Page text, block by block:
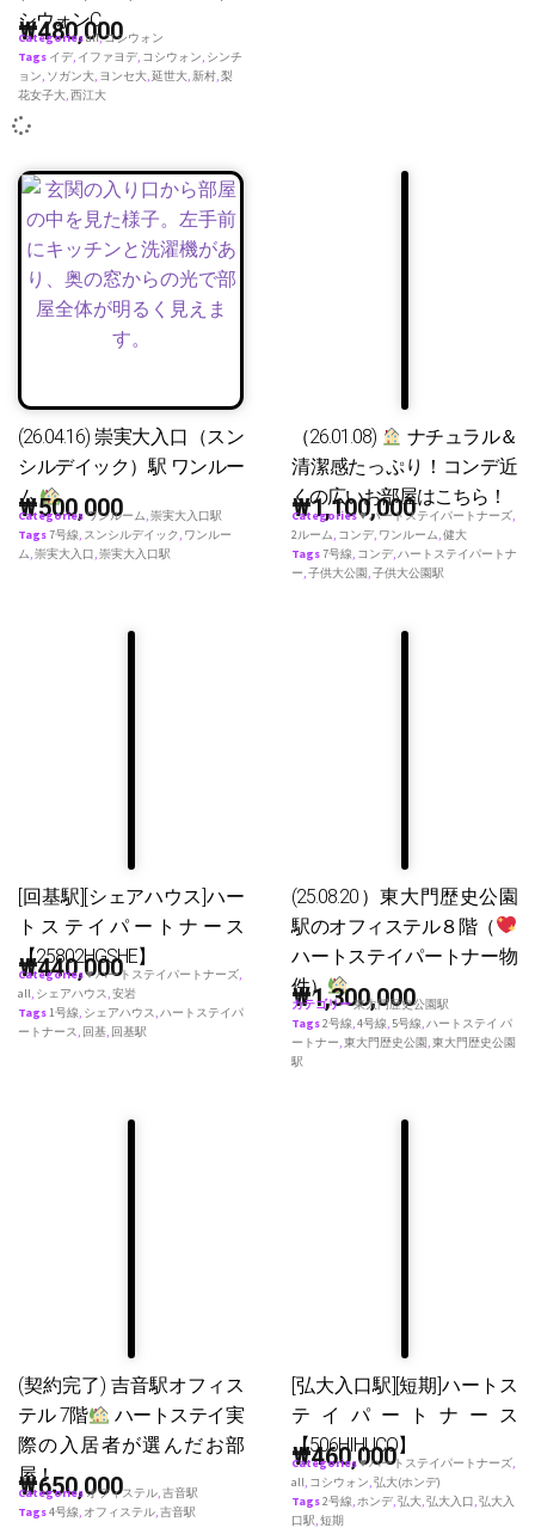
シウォンC
₩480,000
Categoriesall,コシウォン
Tags イデ, イファヨデ, コシウォン, シンチ
ョン, ソガン大, ヨンセ大,延世大,新村,梨
花女子大,西江大
(26.04.16) 崇実大入口（スン
シルデイック）駅 ワンルー
ム
₩500,000
Categoriesワンルーム,崇実大入口駅
Tags7号線, スンシルデイック , ワンルー
ム,崇実大入口,崇実大入口駅
（26.01.08)
ナチュラル＆
清潔感たっぷり！コンデ近
くの広いお部屋はこちら！
₩1,100,000
Categories♥ ハートステイパートナーズ,
2ルーム, コンデ, ワンルーム,健大
Tags7号線, コンデ,ハートステイパートナ
ー,子供大公園,子供大公園駅
[回基駅][シェアハウス]ハー
トステイパートナース
【25802HGSHE】
₩440,000
Categories♥ ハートステイパートナーズ,
all, シェアハウス,安岩
Tags1号線, シェアハウス,ハートステイパ
ートナース, 回基, 回基駅
(25.08.20）東大門歴史公園
駅のオフィステル８階（
ハートステイパートナー物
件）
₩1,300,000
カテゴリー東大門歴史公園駅
Tags2号線,4号線, 5号線,ハートステイ パ
ートナー,東大門歴史公園,東大門歴史公園
駅
(契約完了) 吉音駅オフィス
テル 7階
ハートステイ実
際の入居者が選んだお部
屋！
₩650,000
Categoriesオフィステル,吉音駅
Tags4号線, オフィステル,吉音駅
[弘大入口駅][短期]ハートス
テイパートナース
【506HIHUCO】
₩460,000
Categories♥ ハートステイパートナーズ,
all, コシウォン,弘大(ホンデ)
Tags2号線,ホンデ,弘大,弘大入口,弘大入
口駅,短期